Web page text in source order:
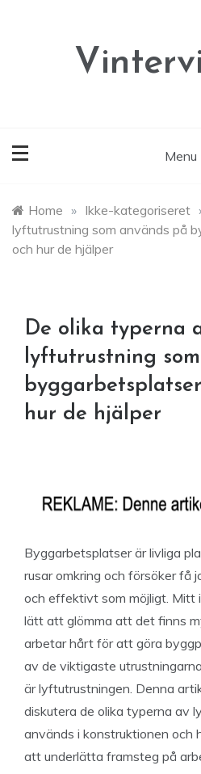
Menu
Home » Ikke-kategoriseret
lyftutrustning som används på
och hur de hjälper
De olika typerna
lyftutrustning
hur de hjälper
Byggarbetsplatser är livliga
rusar omkring och försöker få
och effektivt som möjligt. Mitt
lätt att glömma att det finns
arbetar hårt för att göra
av de viktigaste
är lyftutrustningen. Denna
diskutera de olika typerna av
används i konstruktionen och
att underlätta framsteg på